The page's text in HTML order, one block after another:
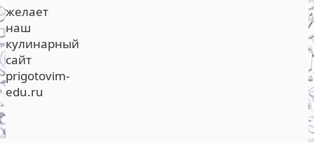
желает
наш
кулинарный
сайт
prigotovim-
edu.ru